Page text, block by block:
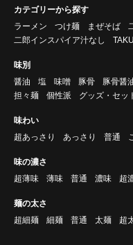
カテゴリーから探す
ラーメン
つけ麺 まぜそば
二郎インスパイア汁なし
味別
醤油
塩 味噌 豚骨 豚骨醤
担々麺
個性派 グッズ・セッ
味わい
超あっさり
あっさり 普通
味の濃さ
超薄味
薄味 普通 濃味 超
麺の太さ
超細麺
細麺 普通 太麺 超